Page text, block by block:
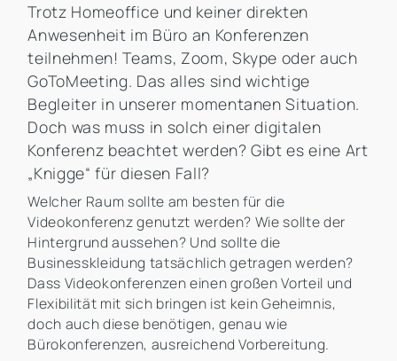
Trotz Homeoffice und keiner direkten
Anwesenheit im Büro an Konferenzen
teilnehmen! Teams, Zoom, Skype oder auch
GoToMeeting. Das alles sind wichtige
Begleiter in unserer momentanen Situation.
Doch was muss in solch einer digitalen
Konferenz beachtet werden? Gibt es eine Art
„Knigge“ für diesen Fall?
Welcher Raum sollte am besten für die
Videokonferenz genutzt werden? Wie sollte der
Hintergrund aussehen? Und sollte die
Businesskleidung tatsächlich getragen werden?
Dass Videokonferenzen einen großen Vorteil und
Flexibilität mit sich bringen ist kein Geheimnis,
doch auch diese benötigen, genau wie
Bürokonferenzen, ausreichend Vorbereitung.